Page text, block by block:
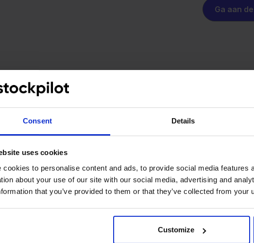
Consent Details
uses cookies
cookies to personalise content and ads, to provide social media features
about your use of our site with our social media, advertising and
that you’ve provided to them or that they’ve collected from your
Customize
Ga aan
zonder gedoe
voor FedEx als vervoerder op basis van
en automatische toewijzing